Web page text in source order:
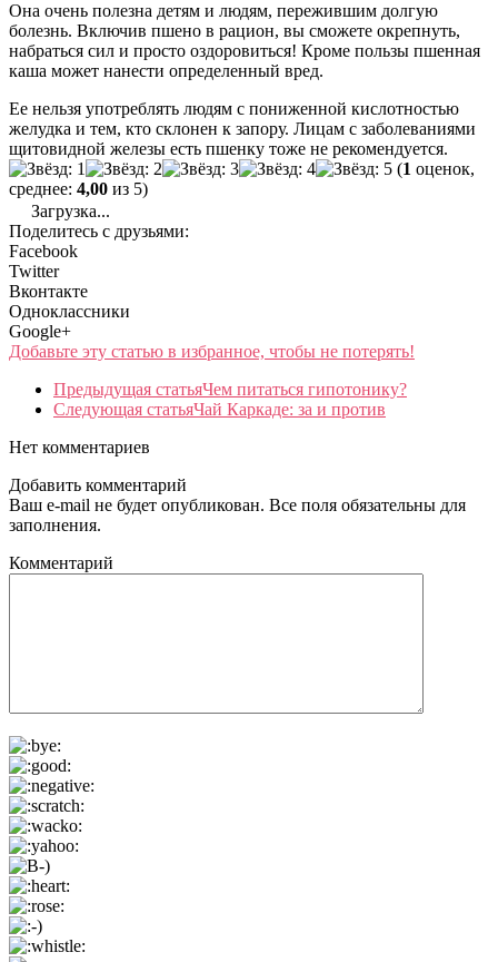
Она очень полезна детям и людям, пережившим долгую
болезнь. Включив пшено в рацион, вы сможете окрепнуть,
набраться сил и просто оздоровиться! Кроме пользы пшенная
каша может нанести определенный вред.
Ее нельзя употреблять людям с пониженной кислотностью
желудка и тем, кто склонен к запору. Лицам с заболеваниями
щитовидной железы есть пшенку тоже не рекомендуется.
(1 оценок,
среднее: 4,00 из 5)
Загрузка...
Поделитесь с друзьями:
Facebook
Twitter
Вконтакте
Одноклассники
Google+
Добавьте эту статью в избранное, чтобы не потерять!
Предыдущая статьяЧем питаться гипотонику?
Следующая статьяЧай Каркаде: за и против
Нет комментариев
Добавить комментарий
Ваш e-mail не будет опубликован. Все поля обязательны для
заполнения.
Комментарий